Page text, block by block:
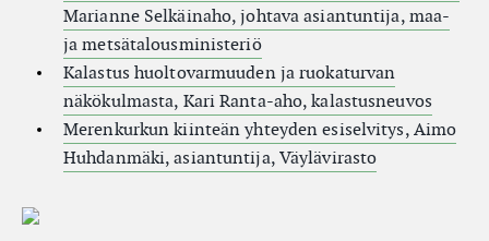
Marianne Selkäinaho, johtava asiantuntija, maa-
ja metsätalousministeriö
Kalastus huoltovarmuuden ja ruokaturvan
näkökulmasta, Kari Ranta-aho, kalastusneuvos
Merenkurkun kiinteän yhteyden esiselvitys, Aimo
Huhdanmäki, asiantuntija, Väylävirasto